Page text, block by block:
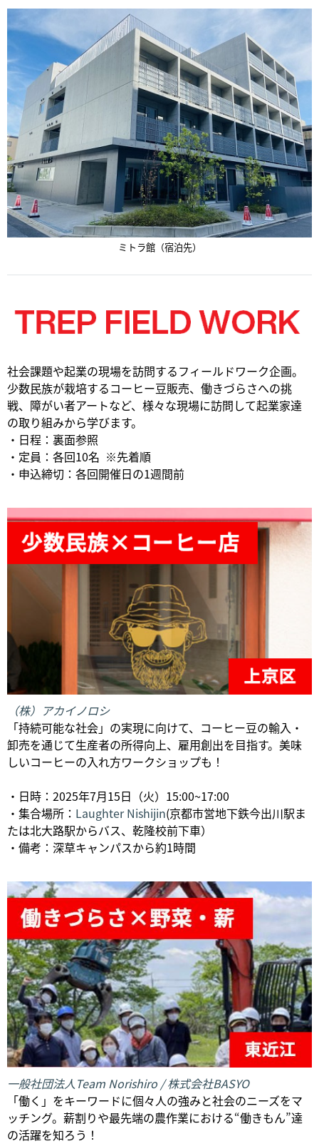
ミトラ館（宿泊先）
社会課題や起業の現場を訪問するフィールドワーク企画。
少数民族が栽培するコーヒー豆販売、働きづらさへの挑
戦、障がい者アートなど、様々な現場に訪問して起業家達
の取り組みから学びます。​
・日程：裏面参照​
・定員：各回10名 ※先着順​
・申込締切：各回開催日の1週間前​
（株）アカイノロシ
「持続可能な社会」の実現に向けて、コーヒー豆の輸入・
卸売を通じて生産者の所得向上、雇用創出を目指す。美味
しいコーヒーの入れ方ワークショップも！
・日時：2025年7月15日（火）15:00~17:00
・集合場所： Laughter Nishijin(京都市営地下鉄今出川駅ま
たは北大路駅からバス、乾隆校前下車）
・備考：深草キャンパスから約1時間
一般社団法人Team Norishiro / 株式会社BASYO
「働く」をキーワードに個々人の強みと社会のニーズをマ
ッチング。薪割りや最先端の農作業における“働きもん”達
の活躍を知ろう！